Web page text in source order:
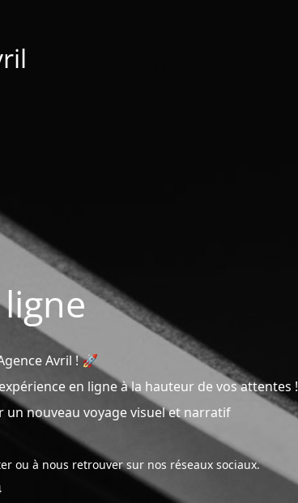
Avril ! 🚀
en ligne à la hauteur de vos attentes !
nouveau voyage visuel et narratif
ou à nous retrouver sur nos réseaux sociaux.